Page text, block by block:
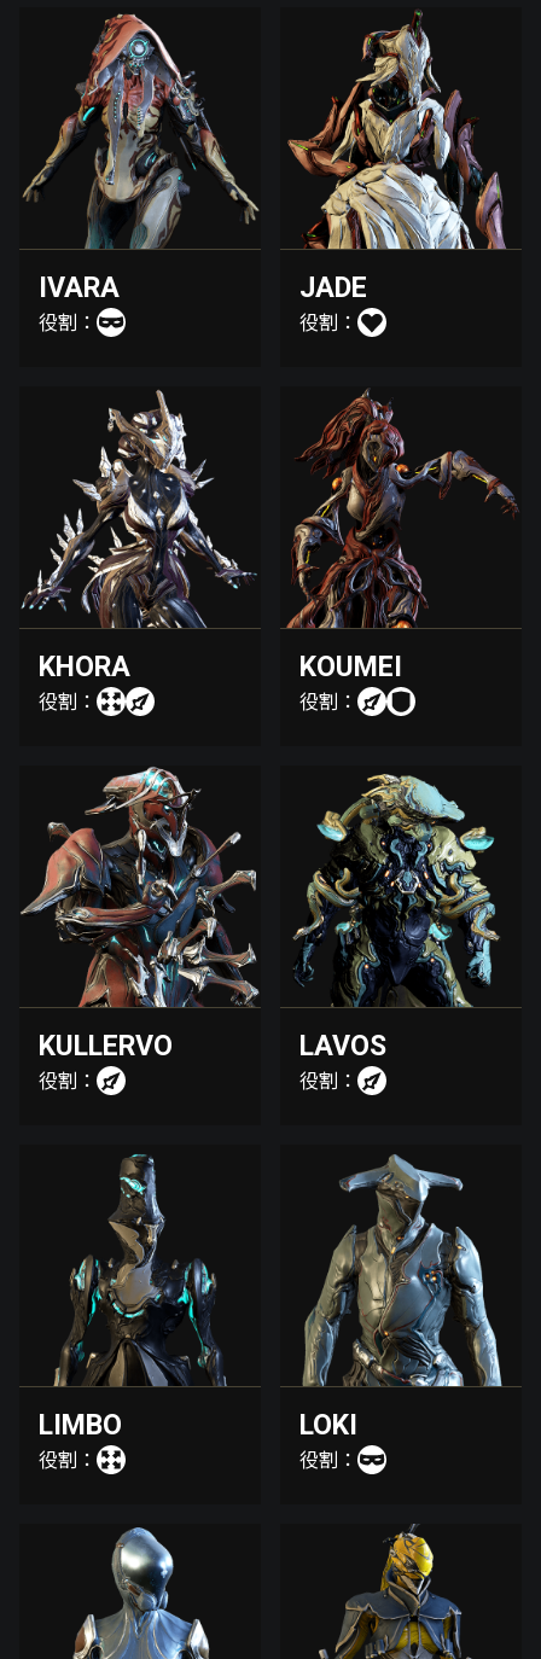
IVARA
役割：
JADE
役割：
KHORA
役割：
KOUMEI
役割：
KULLERVO
役割：
LAVOS
役割：
LIMBO
役割：
LOKI
役割：